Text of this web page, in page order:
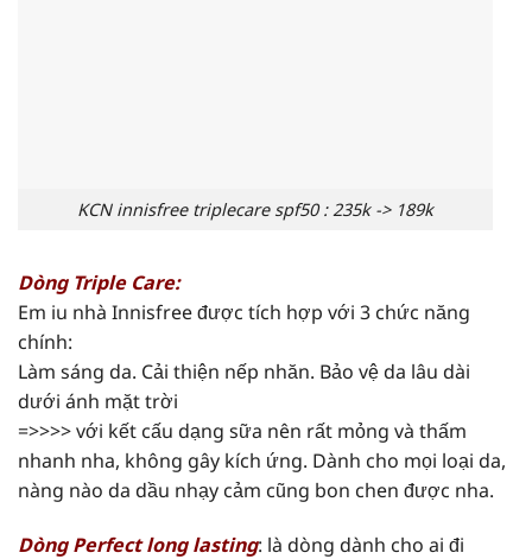
KCN innisfree triplecare spf50 : 235k -> 189k
Dòng Triple Care:
Em iu nhà Innisfree được tích hợp với 3 chức năng
chính:
Làm sáng da. Cải thiện nếp nhăn. Bảo vệ da lâu dài
dưới ánh mặt trời
=>>>> với kết cấu dạng sữa nên rất mỏng và thấm
nhanh nha, không gây kích ứng. Dành cho mọi loại da,
nàng nào da dầu nhạy cảm cũng bon chen được nha.
Dòng Perfect long lasting: là dòng dành cho ai đi